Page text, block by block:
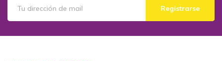
Registrarse